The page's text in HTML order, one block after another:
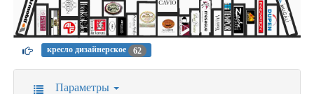
кресло дизайнерское 62
Параметры